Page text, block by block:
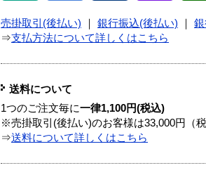
売掛取引(後払い) 銀行振込(後払い)
⇒支払方法について詳しくはこちら
送料について
1つのご注文毎に一律1,100円(税込)
※売掛取引(後払い)のお客様は33,000円（
⇒送料について詳しくはこちら